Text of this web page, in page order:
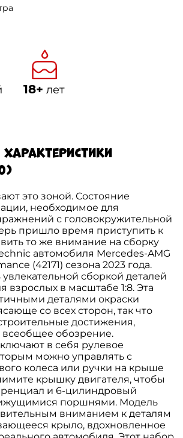
18+ лет
Характеристики
это зоной. Состояние
необходимое для
с головокружительной
пришло время приступить к
то же внимание на сборку
автомобиля Mercedes-AMG
(42171) сезона 2023 года.
сборкой деталей
взрослых в масштабе 1:8. Эта
деталями окраски
со всех сторон, так что
достижения,
всеобщее обозрение.
в себя рулевое
можно управлять с
колеса или ручки на крыше
крышку двигателя, чтобы
и 6-цилиндровый
поршнями. Модель
вниманием к деталям
крыло, вдохновленное